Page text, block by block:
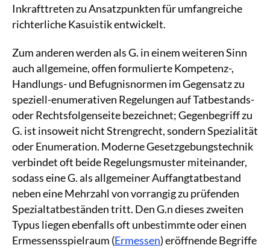
Inkrafttreten zu Ansatzpunkten für umfangreiche
richterliche Kasuistik entwickelt.
Zum anderen werden als G. in einem weiteren Sinn
auch allgemeine, offen formulierte Kompetenz-,
Handlungs- und Befugnisnormen im Gegensatz zu
speziell-enumerativen Regelungen auf Tatbestands-
oder Rechtsfolgenseite bezeichnet; Gegenbegriff zu
G. ist insoweit nicht Strengrecht, sondern Spezialität
oder Enumeration. Moderne Gesetzgebungstechnik
verbindet oft beide Regelungsmuster miteinander,
sodass eine G. als allgemeiner Auffangtatbestand
neben eine Mehrzahl von vorrangig zu prüfenden
Spezialtatbeständen tritt. Den G.n dieses zweiten
Typus liegen ebenfalls oft unbestimmte oder einen
Ermessensspielraum (Ermessen) eröffnende Begriffe